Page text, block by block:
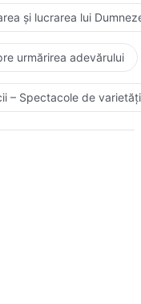
și lucrarea lui
urmărirea adevărului
– Spectacole de varietăți